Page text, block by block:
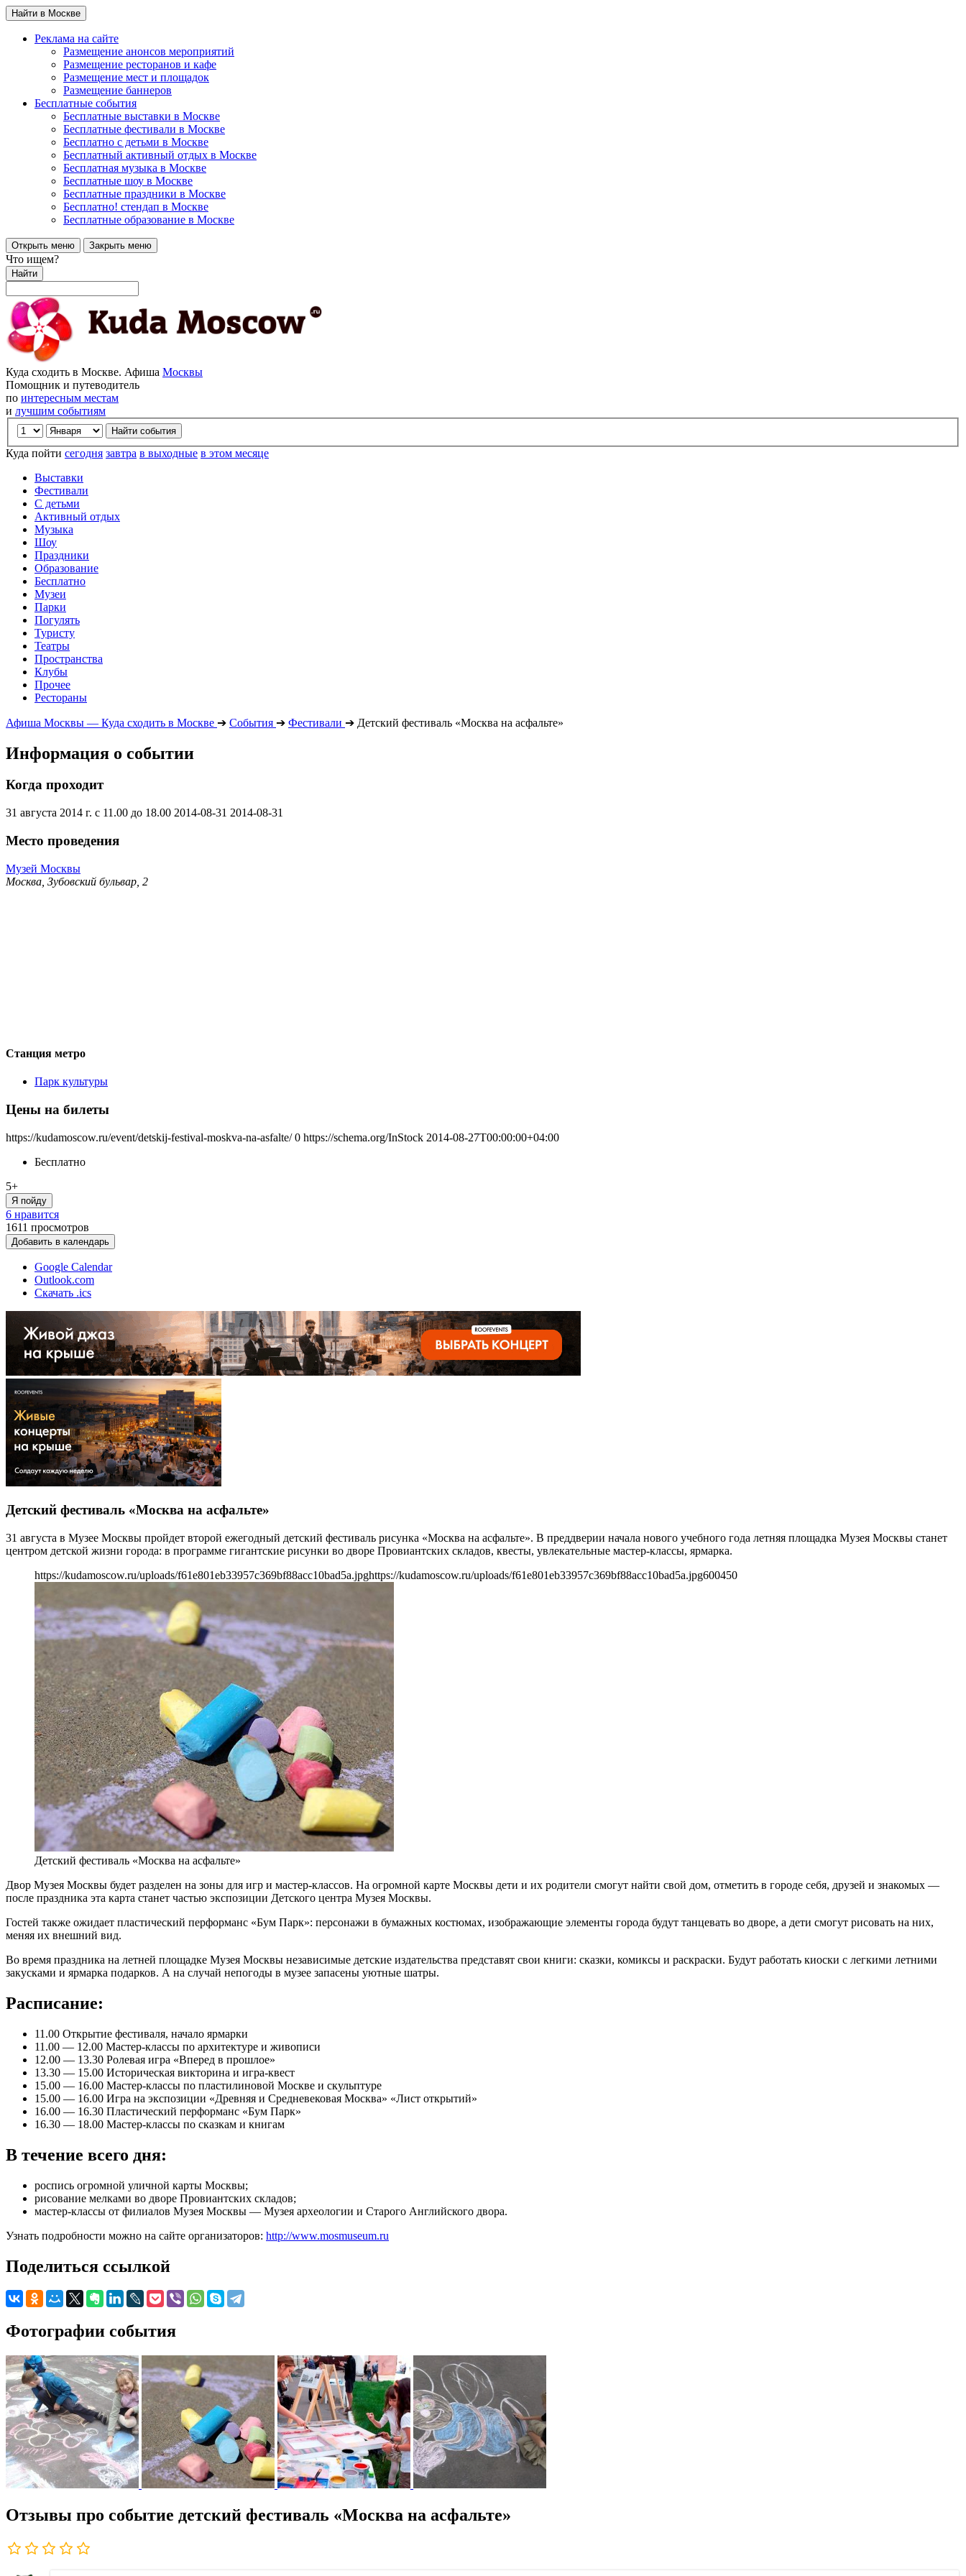
Найти в Москве
Реклама на сайте
Размещение анонсов мероприятий
Размещение ресторанов и кафе
Размещение мест и площадок
Размещение баннеров
Бесплатные события
Бесплатные выставки в Москве
Бесплатные фестивали в Москве
Бесплатно с детьми в Москве
Бесплатный активный отдых в Москве
Бесплатная музыка в Москве
Бесплатные шоу в Москве
Бесплатные праздники в Москве
Бесплатно! стендап в Москве
Бесплатные образование в Москве
Открыть меню Закрыть меню
Что ищем?
Найти
Куда сходить в Москве. Афиша Москвы
Помощник и путеводитель
по интересным местам
и лучшим событиям
Куда пойти сегодня завтра в выходные в этом месяце
Выставки
Фестивали
С детьми
Активный отдых
Музыка
Шоу
Праздники
Образование
Бесплатно
Музеи
Парки
Погулять
Туристу
Театры
Пространства
Клубы
Прочее
Рестораны
Афиша Москвы — Куда сходить в Москве ➔ События ➔ Фестивали ➔ Детский фестиваль «Москва на асфальте»
Информация о событии
Когда проходит
31 августа 2014 г. с 11.00 до 18.00 2014-08-31 2014-08-31
Место проведения
Музей Москвы
Москва, Зубовский бульвар, 2
Станция метро
Парк культуры
Цены на билеты
https://kudamoscow.ru/event/detskij-festival-moskva-na-asfalte/ 0 https://schema.org/InStock 2014-08-27T00:00:00+04:00
Бесплатно
5+
Я пойду
6 нравится
1611 просмотров
Добавить в календарь
Google Calendar
Outlook.com
Скачать .ics
Детский фестиваль «Москва на асфальте»
31 августа в Музее Москвы пройдет второй ежегодный детский фестиваль рисунка «Москва на асфальте». В преддверии начала нового учебного года летняя площадка Музея Москвы станет
центром детской жизни города: в программе гигантские рисунки во дворе Провиантских складов, квесты, увлекательные мастер-классы, ярмарка.
https://kudamoscow.ru/uploads/f61e801eb33957c369bf88acc10bad5a.jpghttps://kudamoscow.ru/uploads/f61e801eb33957c369bf88acc10bad5a.jpg600450
Детский фестиваль «Москва на асфальте»
Двор Музея Москвы будет разделен на зоны для игр и мастер-классов. На огромной карте Москвы дети и их родители смогут найти свой дом, отметить в городе себя, друзей и знакомых —
после праздника эта карта станет частью экспозиции Детского центра Музея Москвы.
Гостей также ожидает пластический перформанс «Бум Парк»: персонажи в бумажных костюмах, изображающие элементы города будут танцевать во дворе, а дети смогут рисовать на них,
меняя их внешний вид.
Во время праздника на летней площадке Музея Москвы независимые детские издательства представят свои книги: сказки, комиксы и раскраски. Будут работать киоски с легкими летними
закусками и ярмарка подарков. А на случай непогоды в музее запасены уютные шатры.
Расписание:
11.00 Открытие фестиваля, начало ярмарки
11.00 — 12.00 Мастер-классы по архитектуре и живописи
12.00 — 13.30 Ролевая игра «Вперед в прошлое»
13.30 — 15.00 Историческая викторина и игра-квест
15.00 — 16.00 Мастер-классы по пластилиновой Москве и скульптуре
15.00 — 16.00 Игра на экспозиции «Древняя и Средневековая Москва» «Лист открытий»
16.00 — 16.30 Пластический перформанс «Бум Парк»
16.30 — 18.00 Мастер-классы по сказкам и книгам
В течение всего дня:
роспись огромной уличной карты Москвы;
рисование мелками во дворе Провиантских складов;
мастер-классы от филиалов Музея Москвы — Музея археологии и Старого Английского двора.
Узнать подробности можно на сайте организаторов: http://www.mosmuseum.ru
Поделиться ссылкой
Фотографии события
Отзывы про событие детский фестиваль «Москва на асфальте»